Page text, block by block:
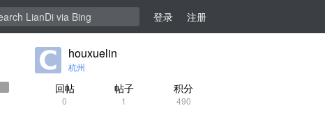
登录 注册
houxuelin
杭州
回帖
0
帖子
1
积分
490